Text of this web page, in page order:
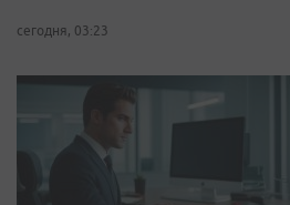
сегодня, 03:23